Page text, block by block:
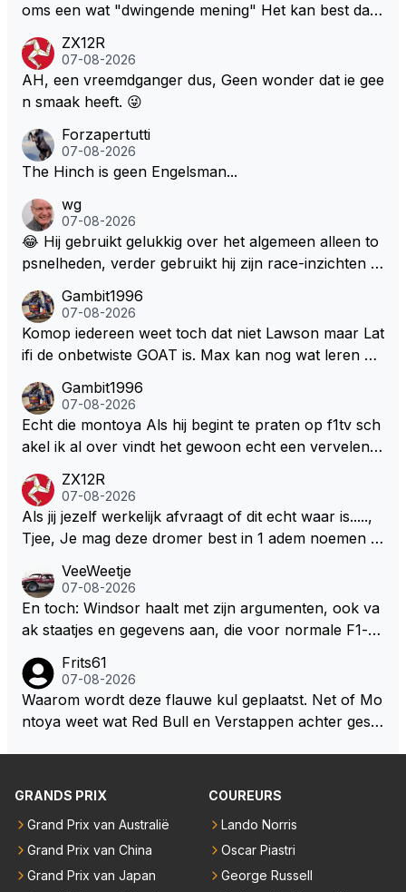
oms een wat "dwingende mening" Het kan best dat
l bij Windsor op te roepen. Maar in een tijd zonder r
aces zijn dit leuke berichtjes
ZX12R
07-08-2026
AH, een vreemdganger dus, Geen wonder dat ie gee
n smaak heeft. 😜
Forzapertutti
07-08-2026
The Hinch is geen Engelsman...
wg
07-08-2026
😂 Hij gebruikt gelukkig over het algemeen alleen to
psnelheden, verder gebruikt hij zijn race-inzichten q
een bocht zegt helemaal niets, dus wat dat betreft h
eeft hij sowieso gelijk 😂.
Gambit1996
07-08-2026
Komop iedereen weet toch dat niet Lawson maar Lat
ifi de onbetwiste GOAT is. Max kan nog wat leren va
milton, hahahaha. Latifi pakt ze allemaal met de oge
n dicht met als onbetwiste nummer 2 of GOATINES
S Lawson natuurlijk 😂😂😂😂😂
Gambit1996
07-08-2026
Echt die montoya Als hij begint te praten op f1tv sch
akel ik al over vindt het gewoon echt een vervelend
weet 🤮🤮
ZX12R
07-08-2026
Als jij jezelf werkelijk afvraagt of dit echt waar is.....,
Tjee, Je mag deze dromer best in 1 adem noemen m
aar voordragen uit eigen geest. Kan mij voorstellen d
at je het leuk vindt sprookjes te luisteren maar heb jij
jezelf dan ook wel eens afgevraagd of de dappere b
ze wolff gesneden heeft?
VeeWeetje
07-08-2026
En toch: Windsor haalt met zijn argumenten, ook va
ak staatjes en gegevens aan, die voor normale F1-fa
okies made of your own dough" 🤣
Frits61
07-08-2026
Waarom wordt deze flauwe kul geplaatst. Net of Mo
ntoya weet wat Red Bull en Verstappen achter geslo
GRANDS PRIX
Grand Prix van Australië
Grand Prix van China
Grand Prix van Japan
COUREURS
Lando Norris
Oscar Piastri
George Russell